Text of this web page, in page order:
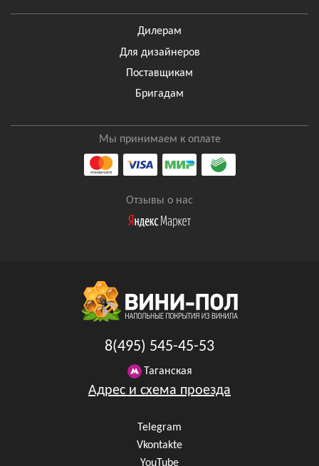
Дилерам
Для дизайнеров
Поставщикам
Бригадам
Мы принимаем к оплате
Отзывы о нас
8(495) 545-45-53
Таганская
Адрес и схема проезда
Telegram
Vkontakte
YouTube